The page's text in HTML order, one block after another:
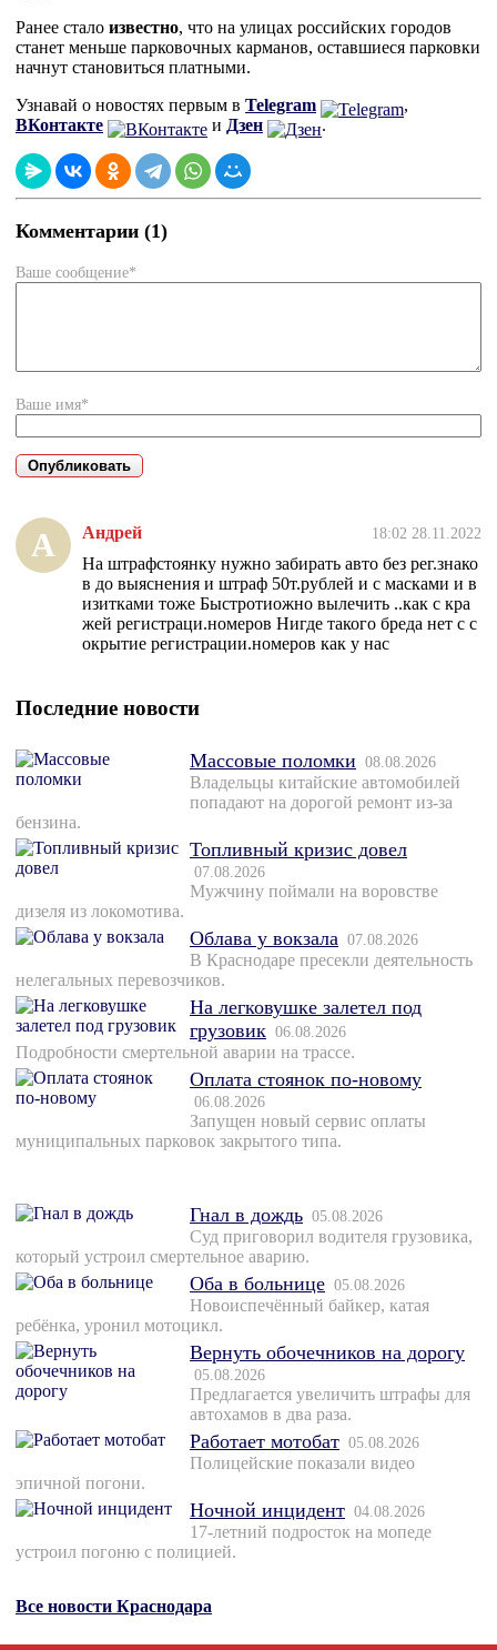
Ранее стало известно, что на улицах российских городов
станет меньше парковочных карманов, оставшиеся парковки
начнут становиться платными.
Узнавай о новостях первым в Telegram
,
ВКонтакте
и Дзен .
Комментарии (1)
Ваше сообщение*
Ваше имя*
А Андрей 18:02 28.11.2022
На штрафстоянку нужно забирать авто без рег.знако
в до выяснения и штраф 50т.рублей и с масками и в
изитками тоже Быстротиожно вылечить ..как с кра
жей регистраци.номеров Нигде такого бреда нет с с
окрытие регистрации.номеров как у нас
Последние новости
Массовые поломки 08.08.2026
Владельцы китайские автомобилей
попадают на дорогой ремонт из-за
бензина.
Топливный кризис довел
07.08.2026
Мужчину поймали на воровстве
дизеля из локомотива.
Облава у вокзала 07.08.2026
В Краснодаре пресекли деятельность
нелегальных перевозчиков.
На легковушке залетел под
грузовик 06.08.2026
Подробности смертельной аварии на трассе.
Оплата стоянок по-новому
06.08.2026
Запущен новый сервис оплаты
муниципальных парковок закрытого типа.
Гнал в дождь 05.08.2026
Суд приговорил водителя грузовика,
который устроил смертельное аварию.
Оба в больнице 05.08.2026
Новоиспечённый байкер, катая
ребёнка, уронил мотоцикл.
Вернуть обочечников на дорогу
05.08.2026
Предлагается увеличить штрафы для
автохамов в два раза.
Работает мотобат 05.08.2026
Полицейские показали видео
эпичной погони.
Ночной инцидент 04.08.2026
17-летний подросток на мопеде
устроил погоню с полицией.
Все новости Краснодара